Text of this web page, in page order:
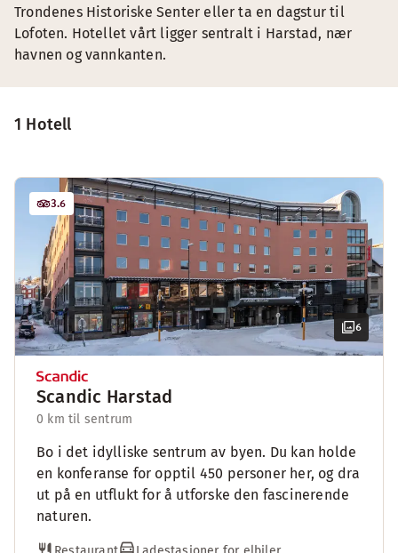
1 Hotell
6
3.6
Scandic Harstad
0 km til sentrum
Bo i det idylliske sentrum av byen. Du kan holde
en konferanse for opptil 450 personer her, og dra
ut på en utflukt for å utforske den fascinerende
naturen.
Trondenes Historiske Senter eller ta en dagstur til
Lofoten. Hotellet vårt ligger sentralt i Harstad, nær
havnen og vannkanten.